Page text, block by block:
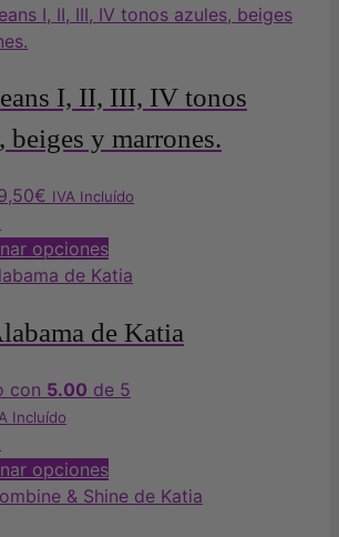
producto
variantes.
opciones
pueden
en
la
de
I, II, III, IV tonos
beiges y marrones.
€ Rango
precios:
desde
hasta
IVA Incluído
opcionesEste
producto
múltiples
Las
pueden
elegir
de Katia
con 5.00 de 5
Incluído
opcionesEste
producto